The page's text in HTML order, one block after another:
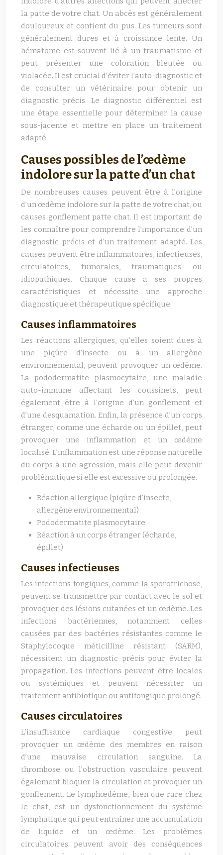
la patte de votre chat. Un abcès est généralement
douloureux et contient du pus. Les tumeurs sont
généralement dures et à croissance lente. Un
hématome est souvent lié à un traumatisme et
peut présenter une coloration bleutée ou
violacée. Il est crucial d’éviter l’auto-diagnostic et
de consulter un vétérinaire pour obtenir un
diagnostic précis. Le diagnostic différentiel est
une étape essentielle pour déterminer la cause
sous-jacente et mettre en place un traitement
adapté.
Causes possibles de l’œdème
indolore sur la patte d’un chat
De nombreuses causes peuvent être à l’origine
d’un œdème indolore sur la patte de votre chat, ou
causes gonflement patte chat. Il est important de
les connaître pour comprendre l’importance d’un
diagnostic précis et d’un traitement adapté. Les
causes peuvent être inflammatoires, infectieuses,
circulatoires, tumorales, traumatiques ou
idiopathiques. Chaque cause a ses propres
caractéristiques et nécessite une approche
diagnostique et thérapeutique spécifique.
Causes inflammatoires
Les réactions allergiques, qu’elles soient dues à
une piqûre d’insecte ou à un allergène
environnemental, peuvent provoquer un œdème.
La pododermatite plasmocytaire, une maladie
auto-immune affectant les coussinets, peut
également être à l’origine d’un gonflement et
d’une desquamation. Enfin, la présence d’un corps
étranger, comme une écharde ou un épillet, peut
provoquer une inflammation et un œdème
localisé. L’inflammation est une réponse naturelle
du corps à une agression, mais elle peut devenir
problématique si elle est excessive ou prolongée.
Réaction allergique (piqûre d’insecte,
allergène environnemental)
Pododermatite plasmocytaire
Réaction à un corps étranger (écharde,
épillet)
Causes infectieuses
Les infections fongiques, comme la sporotrichose,
peuvent se transmettre par contact avec le sol et
provoquer des lésions cutanées et un œdème. Les
infections bactériennes, notamment celles
causées par des bactéries résistantes comme le
Staphylocoque méticilline résistant (SARM),
nécessitent un diagnostic précis pour éviter la
propagation. Les infections peuvent être locales
ou systémiques et peuvent nécessiter un
traitement antibiotique ou antifongique prolongé.
Causes circulatoires
L’insuffisance cardiaque congestive peut
provoquer un œdème des membres en raison
d’une mauvaise circulation sanguine. La
thrombose ou l’obstruction vasculaire peuvent
également bloquer la circulation et provoquer un
gonflement. Le lymphœdème, bien que rare chez
le chat, est un dysfonctionnement du système
lymphatique qui peut entraîner une accumulation
de liquide et un œdème. Les problèmes
circulatoires peuvent avoir des conséquences